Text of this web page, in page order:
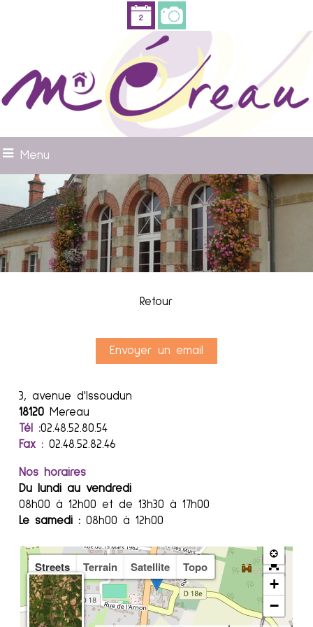
Menu
Retour
Envoyer un email
3, avenue d'Issoudun
18120Mereau
Tél :02.48.52.80.54
Fax : 02.48.52.82.46
Nos horaires
Du lundi au vendredi
08h00 à 12h00 et de 13h30 à 17h00
Le samedi : 08h00 à 12h00
Streets Terrain Satellite Topo
+
−